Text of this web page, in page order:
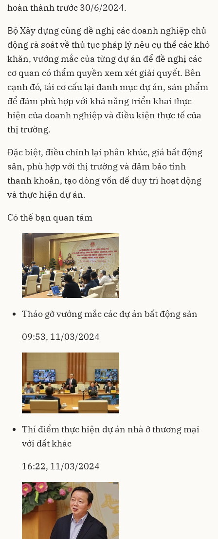
hoàn thành trước 30/6/2024.
Bộ Xây dựng cũng đề nghị các doanh nghiệp chủ
động rà soát về thủ tụcpháp lý nêu cụ thể các khó
khăn, vướng mắc của từng dự án để đề nghị các
cơ quan có thẩm quyền xem xét giải quyết. Bên
cạnh đó, tái cơ cấu lại danh mục dự án, sản phẩm
để đảm phù hợp với khả năng triển khai thực
hiện của doanh nghiệp và điều kiện thực tế của
thị trường.
Đặc biệt, điều chỉnh lại phân khúc, giá bất động
sản, phù hợp với thị trường và đảm bảo tính
thanh khoản, tạo dòng vốn để duy trì hoạt động
và thực hiện dự án.
Có thể bạn quan tâm
Tháo gỡ vướng mắc các dự án bất động sản
09:53, 11/03/2024
Thí điểm thực hiện dự án nhà ở thương mại
với đất khác
16:22, 11/03/2024